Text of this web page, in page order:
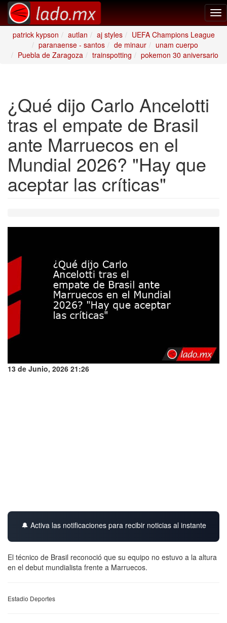
patrick kypson
autlan aj styles
UEFA Champions League
paranaense - santos
de minaur
unam cuerpo
Puebla de Zaragoza
trainspotting pokemon 30 aniversario
¿Qué dijo Carlo Ancelotti
tras el empate de Brasil
ante Marruecos en el
Mundial 2026? "Hay que
aceptar las críticas"
13 de Junio, 2026 21:26
🔔 Activa las notificaciones para recibir noticias al instante
El técnico de Brasil reconoció que su equipo no estuvo a la altura
en el debut mundialista frente a Marruecos.
Estadio Deportes